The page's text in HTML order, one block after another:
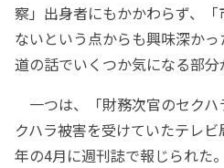
察」出身者にもかかわらず、
ないという点からも興味深か
道の話でいくつか気になる部分
一つは、「財務次官のセク
クハラ被害を受けていたテレ
年の4月に週刊誌で報じられた